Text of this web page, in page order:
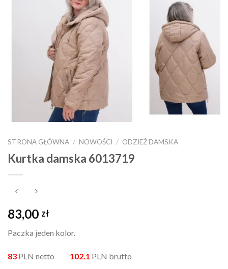
STRONA GŁÓWNA / NOWOŚCI / ODZIEŻ DAMSKA
Kurtka damska 6013719
83,00 zł
Paczka jeden kolor.
83 PLN netto 102.1 PLN brutto